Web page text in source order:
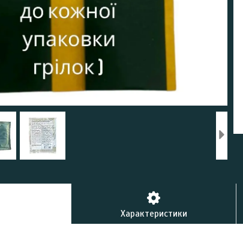
Характеристики